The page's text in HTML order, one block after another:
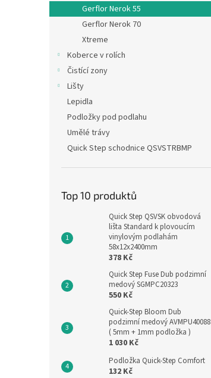
Gerflor Nerok 55
Gerflor Nerok 70
Xtreme
Koberce v rolích
Čistící zony
Lišty
Lepidla
Podložky pod podlahu
Umělé trávy
Quick Step schodnice QSVSTRBMP
Top 10 produktů
Quick Step QSVSK obvodová
lišta Standard k plovoucím
vinylovým podlahám
58x12x2400mm
378 Kč
Quick Step Fuse Dub podzimní
medový SGMPC20323
550 Kč
Quick-Step Bloom Dub
podzimní medový AVMPU40088
( 5mm + 1mm podložka )
1 030 Kč
Podložka Quick-Step Comfort
132 Kč